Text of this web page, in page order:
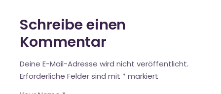
Schreibe einen
Kommentar
Deine E-Mail-Adresse wird nicht veröffentlicht.
Erforderliche Felder sind mit * markiert